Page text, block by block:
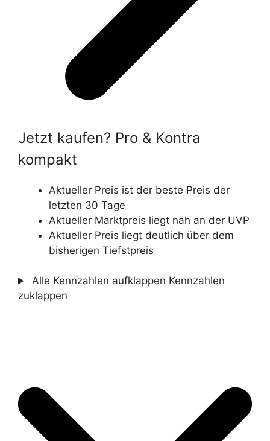
Jetzt kaufen? Pro & Kontra
kompakt
Aktueller Preis ist der beste Preis der
letzten 30 Tage
Aktueller Marktpreis liegt nah an der UVP
Aktueller Preis liegt deutlich über dem
bisherigen Tiefstpreis
Alle Kennzahlen aufklappen Kennzahlen
zuklappen